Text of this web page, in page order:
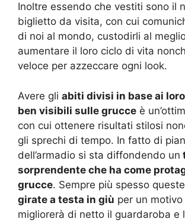
Inoltre essendo che vestiti sono il
biglietto da visita, con cui
di noi al mondo, custodirli al
aumentare il loro ciclo di vita
veloce per azzeccare ogni look.
Avere gli abiti divisi in base ai
ben visibili sulle grucce è
con cui ottenere risultati stilosi
gli sprechi di tempo. In fatto di
dell’armadio si sta diffondendo un
sorprendente che ha come
grucce. Sempre più spesso
girate a testa in giù per un
migliorerà di netto il guardaroba e